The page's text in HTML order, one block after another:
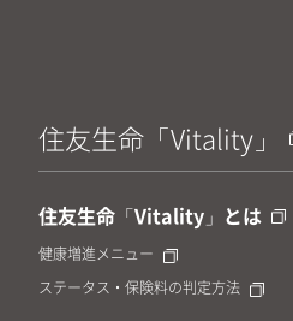
住友生命「Vitality」
住友生命「Vitality」とは
健康増進メニュー
ステータス・保険料の判定方法